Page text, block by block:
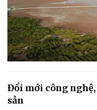
Đổi mới công
sản